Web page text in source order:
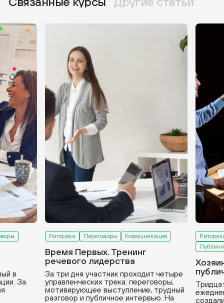
в
За
Риторика Переговоры Коммуникация
Время Первых. Тренинг
речевого лидерства
За три дня участник проходит четыре
управленческих трека: переговоры,
мотивирующее выступление, трудный
разговор и публичное интервью. На